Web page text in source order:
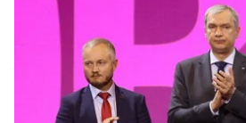
Про це Світлана Тіхановська
Вона зазначила, що цей
демократії, а також —
Тіхановська заявила, що